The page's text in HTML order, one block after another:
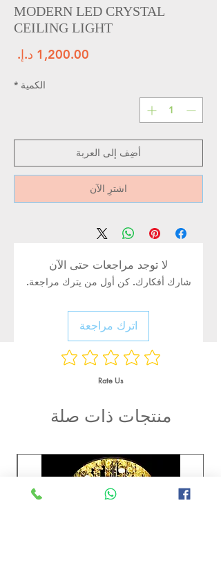
MODERN LED CRYSTAL
CEILING LIGHT
الكمية *
أضِف إلى العربة
اشترِ الآن
لا توجد مراجعات حتى الآن
شارك أفكارك. كن أول من يترك مراجعة.
اترك مراجعة
Rate Us
منتجات ذات صلة